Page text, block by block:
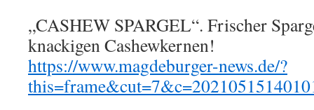
„CASHEW SPARGEL“. Frischer
knackigen Cashewkernen!
https://www.magdeburger-news.de/?